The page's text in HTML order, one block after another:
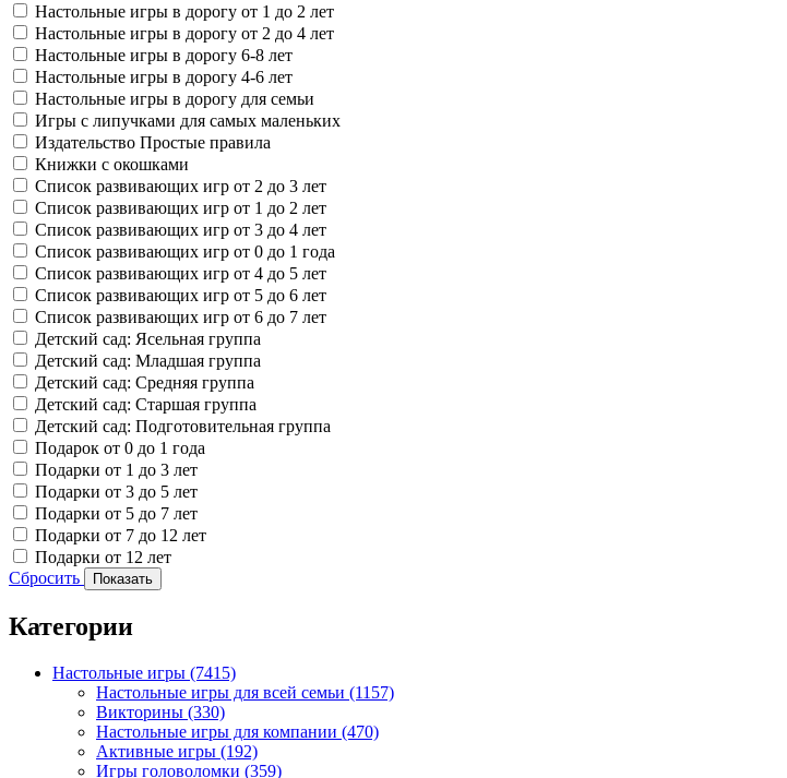
Настольные игры в дорогу от 1 до 2 лет
Настольные игры в дорогу от 2 до 4 лет
Настольные игры в дорогу 6-8 лет
Настольные игры в дорогу 4-6 лет
Настольные игры в дорогу для семьи
Игры с липучками для самых маленьких
Издательство Простые правила
Книжки с окошками
Список развивающих игр от 2 до 3 лет
Список развивающих игр от 1 до 2 лет
Список развивающих игр от 3 до 4 лет
Список развивающих игр от 0 до 1 года
Список развивающих игр от 4 до 5 лет
Список развивающих игр от 5 до 6 лет
Список развивающих игр от 6 до 7 лет
Детский сад: Ясельная группа
Детский сад: Младшая группа
Детский сад: Средняя группа
Детский сад: Старшая группа
Детский сад: Подготовительная группа
Подарок от 0 до 1 года
Подарки от 1 до 3 лет
Подарки от 3 до 5 лет
Подарки от 5 до 7 лет
Подарки от 7 до 12 лет
Подарки от 12 лет
Сбросить
Показать
Категории
Настольные игры (7415)
Настольные игры для всей семьи (1157)
Викторины (330)
Настольные игры для компании (470)
Активные игры (192)
Игры головоломки (359)